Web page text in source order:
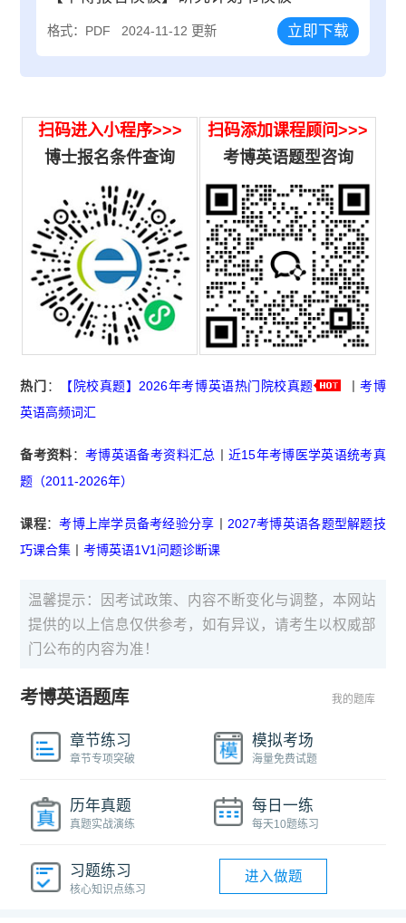
格式：PDF 2024-11-12 更新 立即下载
扫码进入小程序>>>
博士报名条件查询
扫码添加课程顾问>>>
考博英语题型咨询
热门 ： 【院校真题】2026年考博英语热门院校真题 丨考博
英语高频词汇
备考资料：考博英语备考资料汇总
近15年考博医学英语统考真
题（2011-2026年）
课程：考博上岸学员备考经验分享
2027考博英语各题型解题技
巧课合集 丨考博英语1V1问题诊断课
温馨提示：因考试政策、内容不断变化与调整，本网站
提供的以上信息仅供参考，如有异议，请考生以权威部
门公布的内容为准！
考博英语题库 我的题库
章节练习
章节专项突破
模拟考场
海量免费试题
历年真题
真题实战演练
每日一练
每天10题练习
习题练习
核心知识点练习
进入做题